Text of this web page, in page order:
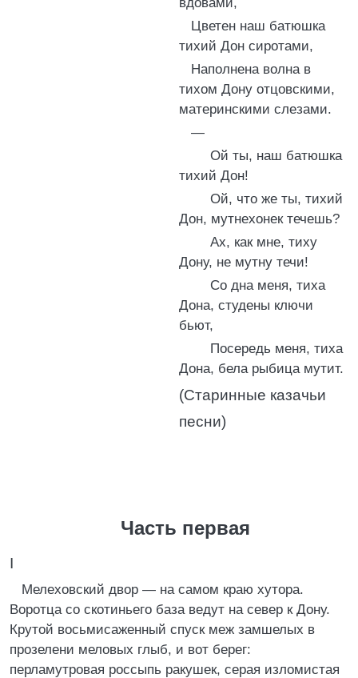
Цветен наш батюшка
тихий Дон сиротами,
Наполнена волна в
тихом Дону отцовскими,
материнскими слезами.
—
Ой ты, наш батюшка
тихий Дон!
Ой, что же ты, тихий
Дон, мутнехонек течешь?
Ах, как мне, тиху
Дону, не мутну течи!
Со дна меня, тиха
Дона, студены ключи
бьют,
Посередь меня, тиха
Дона, бела рыбица мутит.
(Старинные казачьи
песни)
Часть первая
I
Мелеховский двор — на самом краю хутора.
Воротца со скотиньего база ведут на север к Дону.
Крутой восьмисаженный спуск меж замшелых в
прозелени меловых глыб, и вот берег:
перламутровая россыпь ракушек, серая изломистая